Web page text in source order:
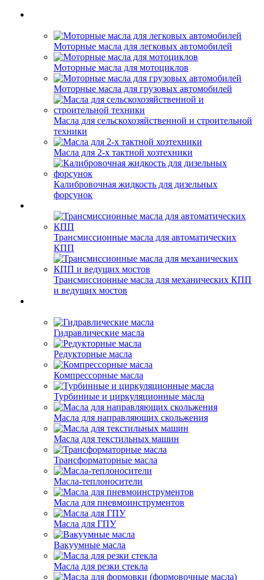
Моторные масла для легковых автомобилей
Моторные масла для мотоциклов
Моторные масла для грузовых автомобилей
Масла для сельскохозяйственной и строительной
техники
Масла для 2-х тактной хозтехники
Калибровочная жидкость для дизельных
форсунок
Трансмиссионные масла для автоматических
КПП
Трансмиссионные масла для механических КПП
и ведущих мостов
Гидравлические масла
Редукторные масла
Компрессорные масла
Турбинные и циркуляционные масла
Масла для направляющих скольжения
Масла для текстильных машин
Трансформаторные масла
Масла-теплоносители
Масла для пневмоинструментов
Масла для ГПУ
Вакуумные масла
Масла для резки стекла